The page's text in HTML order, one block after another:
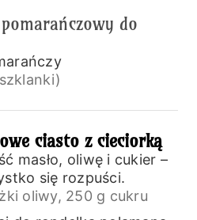
do
ciasto z cieciorką
masło, oliwę i cukier –
się rozpuści.
oliwy, 250 g cukru